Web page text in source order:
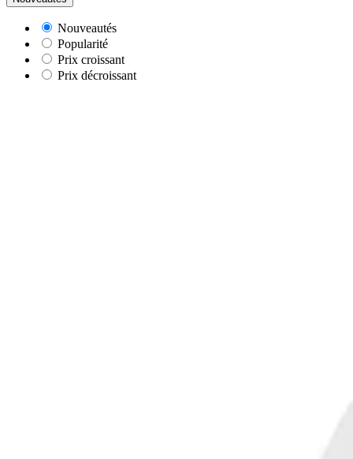
Nouveautés
Popularité
Prix croissant
Prix décroissant